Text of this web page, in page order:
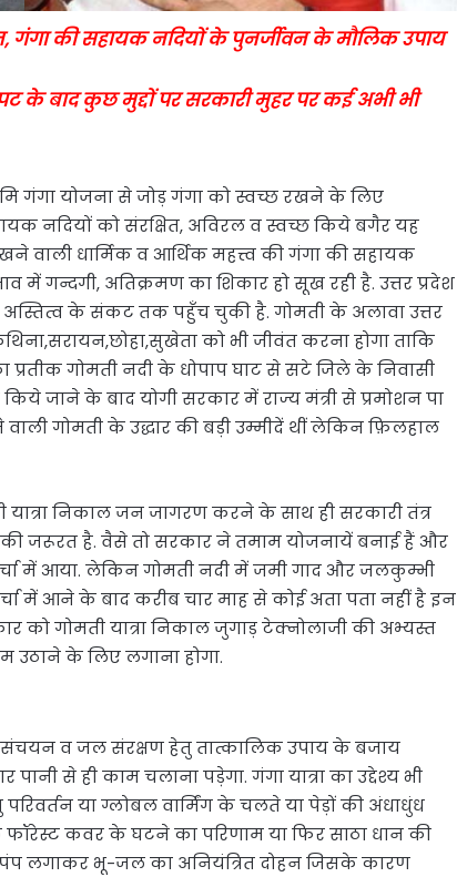
गंगा की सहायक नदियों के पुनर्जीवन के मौलिक उपाय
के बाद कुछ मुद्दों पर सरकारी मुहर पर कई अभी भी
गंगा योजना से जोड़ गंगा को स्वच्छ रखने के लिए
नदियों को संरक्षित, अविरल व स्वच्छ किये बगैर यह
वाली धार्मिक व आर्थिक महत्त्व की गंगा की सहायक
गन्दगी, अतिक्रमण का शिकार हो सूख रही है. उत्तर प्रदेश
के संकट तक पहुँच चुकी है. गोमती के अलावा उत्तर
को भी जीवंत करना होगा ताकि
गोमती नदी के धोपाप घाट से सटे जिले के निवासी
जाने के बाद योगी सरकार में राज्य मंत्री से प्रमोशन पा
गोमती के उद्धार की बड़ी उम्मीदें थीं लेकिन फ़िलहाल
यात्रा निकाल जन जागरण करने के साथ ही सरकारी तंत्र
जरूरत है. वैसे तो सरकार ने तमाम योजनायें बनाई हैं और
में आया. लेकिन गोमती नदी में जमी गाद और जलकुम्भी
में आने के बाद करीब चार माह से कोई अता पता नहीं है इन
गोमती यात्रा निकाल जुगाड़ टेक्नोलाजी की अभ्यस्त
के लिए लगाना होगा.
व जल संरक्षण हेतु तात्कालिक उपाय के बजाय
से ही काम चलाना पड़ेगा. गंगा यात्रा का उद्देश्य भी
या ग्लोबल वार्मिंग के चलते या पेड़ों की अंधाधुंध
कवर के घटने का परिणाम या फिर साठा धान की
लगाकर भू-जल का अनियंत्रित दोहन जिसके कारण